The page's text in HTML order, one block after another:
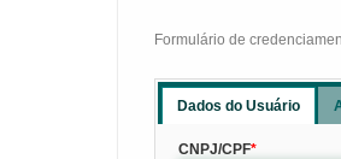
Formulário de
Dados do Usuário
CNPJ/CPF